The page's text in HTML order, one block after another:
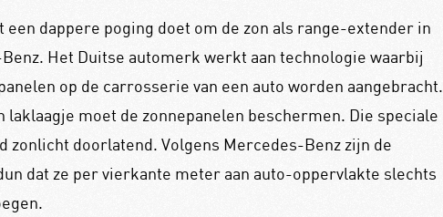
een dappere poging doet om de zon als range-extender in
Het Duitse automerk werkt aan technologie waarbij
op de carrosserie van een auto worden aangebracht.
laklaagje moet de zonnepanelen beschermen. Die speciale
zonlicht doorlatend. Volgens Mercedes-Benz zijn de
dat ze per vierkante meter aan auto-oppervlakte slechts